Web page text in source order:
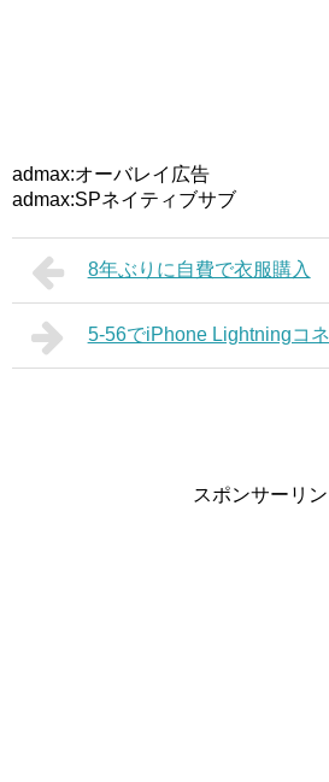
admax:オーバレイ広告
admax:SPネイティブサブ
8年ぶりに自費で衣服購入
5-56でiPhone Lightningコ
スポンサーリ